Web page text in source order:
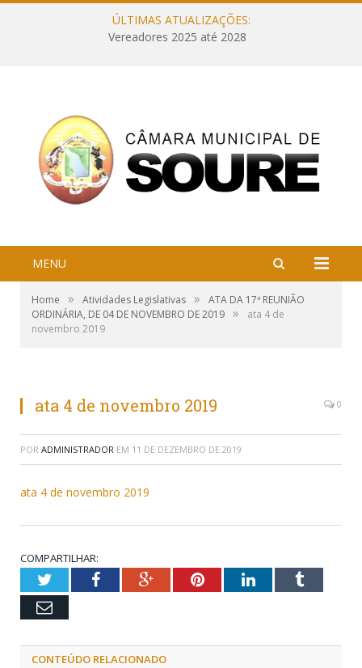
ÚLTIMAS ATUALIZAÇÕES:
Vereadores 2025 até 2028
MENU
Home » Atividades Legislativas »
ATA DA 17ª REUNIÃO
ORDINÁRIA, DE 04 DE NOVEMBRO DE 2019 »
ata 4 de
novembro 2019
ata 4 de novembro 2019 0
POR ADMINISTRADOR EM 11 DE DEZEMBRO DE 2019
ata 4 de novembro 2019
COMPARTILHAR:
TwitterFacebookGoogle+PinterestLinkedInTumblr
Email
CONTEÚDO RELACIONADO